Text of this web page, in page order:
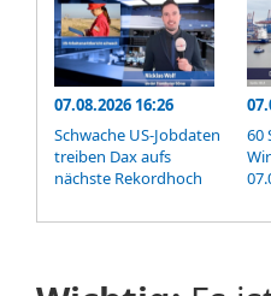
07.08.2026 16:26
Schwache US-Jobdaten
treiben Dax aufs
nächste Rekordhoch
60